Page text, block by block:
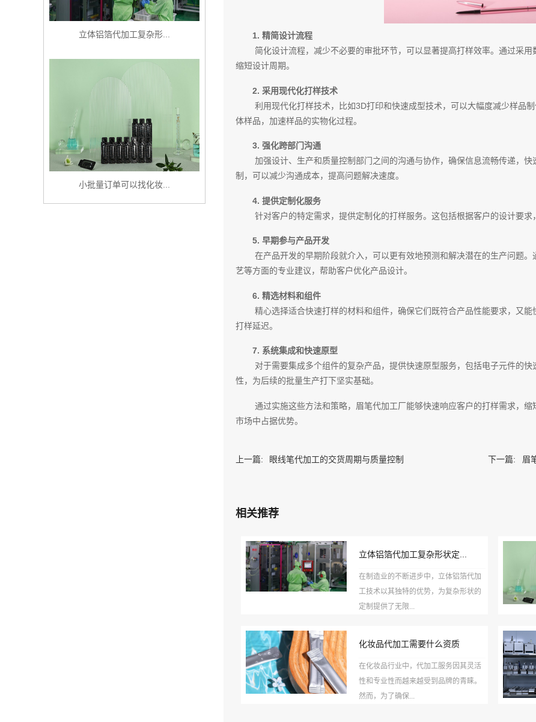
立体铝箔代加工复杂形...
小批量订单可以找化妆...
1. 精简设计流程
简化设计流程，减少不必要的审批环节，可以显著提高打样效率。通过采
缩短设计周期。
2. 采用现代化打样技术
利用现代化打样技术，比如3D打印和快速成型技术，可以大幅度减少样品
体样品，加速样品的实物化过程。
3. 强化跨部门沟通
加强设计、生产和质量控制部门之间的沟通与协作，确保信息流畅传递，
制，可以减少沟通成本，提高问题解决速度。
4. 提供定制化服务
针对客户的特定需求，提供定制化的打样服务。这包括根据客户的设计要
5. 早期参与产品开发
在产品开发的早期阶段就介入，可以更有效地预测和解决潜在的生产问题
艺等方面的专业建议，帮助客户优化产品设计。
6. 精选材料和组件
精心选择适合快速打样的材料和组件，确保它们既符合产品性能要求，又
打样延迟。
7. 系统集成和快速原型
对于需要集成多个组件的复杂产品，提供快速原型服务，包括电子元件的
性，为后续的批量生产打下坚实基础。
通过实施这些方法和策略，眉笔代加工厂能够快速响应客户的打样需求，
市场中占据优势。
上一篇: 眼线笔代加工的交货周期与质量控制 下一篇: 眉
相关推荐
立体铝箔代加工复杂形状定...
在制造业的不断进步中，立体铝箔代加
工技术以其独特的优势，为复杂形状的
定制提供了无限...
化妆品代加工需要什么资质
在化妆品行业中，代加工服务因其灵活
性和专业性而越来越受到品牌的青睐。
然而，为了确保...